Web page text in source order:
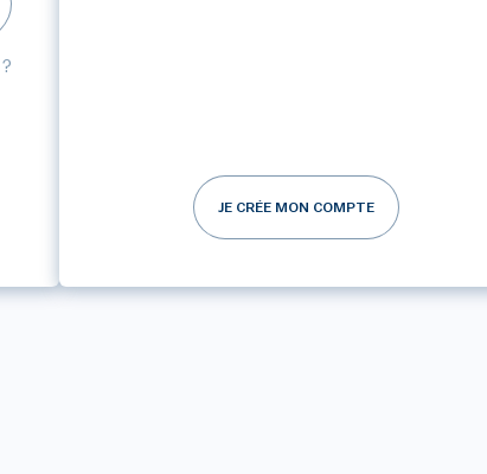
JE CRÉE MON COMPTE